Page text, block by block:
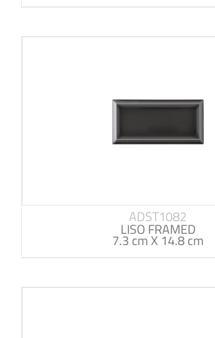
ADST1082
LISO FRAMED
7.3 cm X 14.8 cm